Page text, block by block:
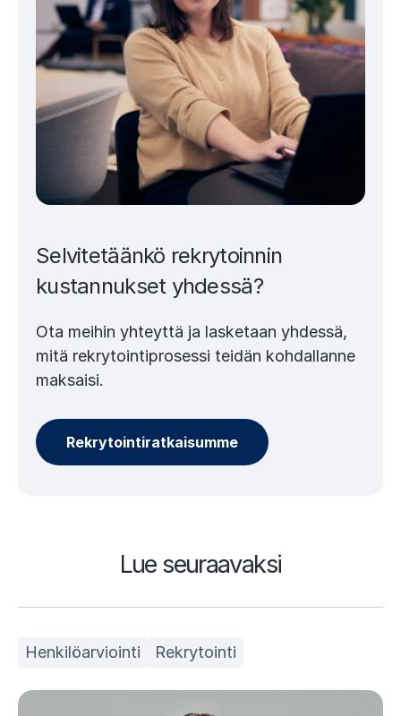
Selvitetäänkö rekrytoinnin
kustannukset yhdessä?
Ota meihin yhteyttä ja lasketaan yhdessä,
mitä rekrytointiprosessi teidän kohdallanne
maksaisi.
Rekrytointiratkaisumme
Lue seuraavaksi
Henkilöarviointi Rekrytointi